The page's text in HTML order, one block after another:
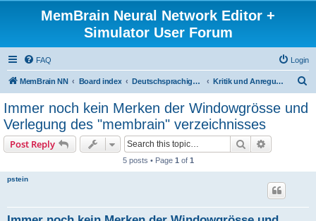
MemBrain Neural Network Editor +
Simulator User Forum
FAQ Login
MemBrain NN Board index Deutschsprachige Foren - forums in German Kritik und Anregungen
Immer noch kein Merken der Windowgrösse und
Verlegung des "membrain" verzeichnisses
Post Reply Search
5 posts • Page 1 of 1
pstein